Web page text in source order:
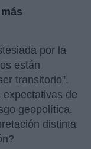
por la
están
transitorio”.
de
geopolítica.
distinta